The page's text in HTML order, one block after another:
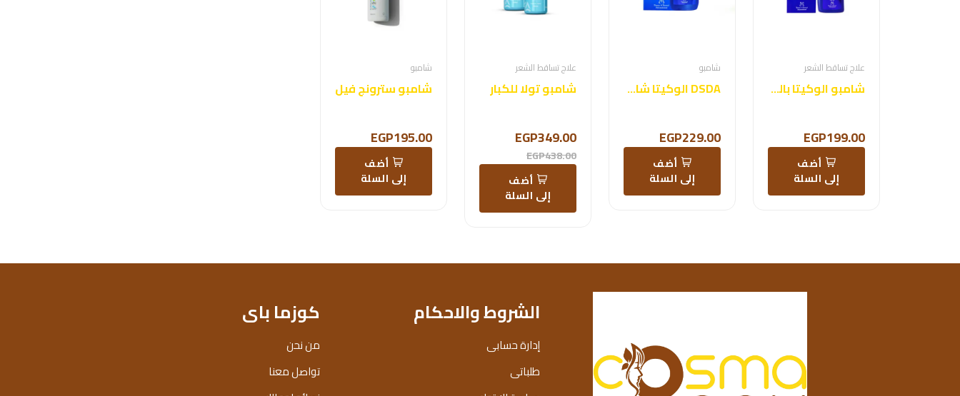
علاج تساقط الشعر
شامبو الوكيتا بالكافيين
EGP199.00
أضف
إلى السلة
شامبو
DSDA الوكيتا شامبو
EGP229.00
أضف
إلى السلة
علاج تساقط الشعر
شامبو تولا للكبار
EGP349.00
EGP438.00
أضف
إلى السلة
شامبو
شامبو سترونج فيل
EGP195.00
أضف
إلى السلة
الشروط والاحكام
إدارة حسابى
طلباتى
كوزما باى
من نحن
تواصل معنا